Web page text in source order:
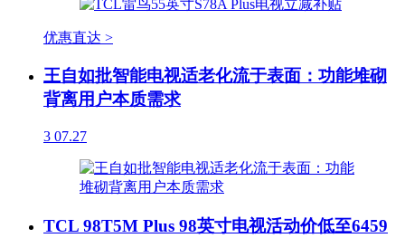
优惠直达 >
王自如批智能电视适老化流于表面：功能堆砌
背离用户本质需求
3 07.27
TCL 98T5M Plus 98英寸电视活动价低至6459